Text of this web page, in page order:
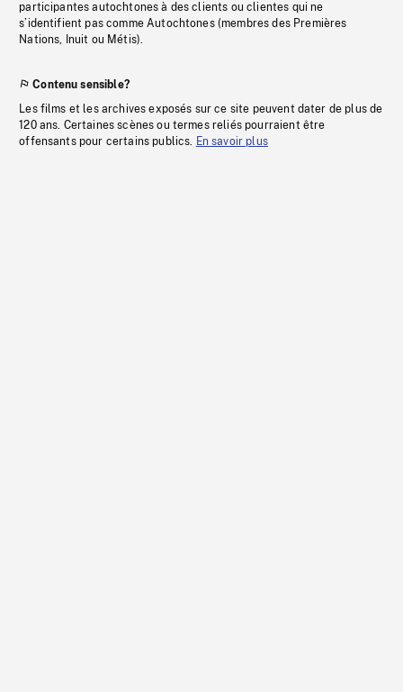
participantes autochtones à des clients ou clientes qui ne
s’identifient pas comme Autochtones (membres des Premières
Nations, Inuit ou Métis).
Contenu sensible?
Les films et les archives exposés sur ce site peuvent dater de plus de
120 ans. Certaines scènes ou termes reliés pourraient être
offensants pour certains publics. En savoir plus